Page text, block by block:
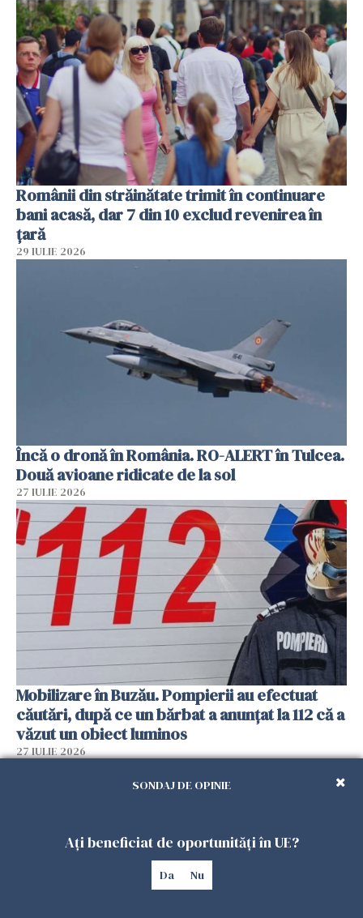
Românii din străinătate trimit în continuare
bani acasă, dar 7 din 10 exclud revenirea în
țară
29 IULIE 2026
Încă o dronă în România. RO-ALERT în Tulcea.
Două avioane ridicate de la sol
27 IULIE 2026
Mobilizare în Buzău. Pompierii au efectuat
căutări, după ce un bărbat a anunțat la 112 că a
văzut un obiect luminos
27 IULIE 2026
SONDAJ DE OPINIE
Ați beneficiat de oportunități în UE?
Da Nu